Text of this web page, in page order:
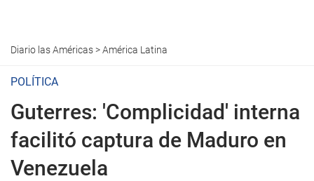
Diario las Américas>América Latina
POLÍTICA
Guterres: 'Complicidad' interna
facilitó captura de Maduro en
Venezuela